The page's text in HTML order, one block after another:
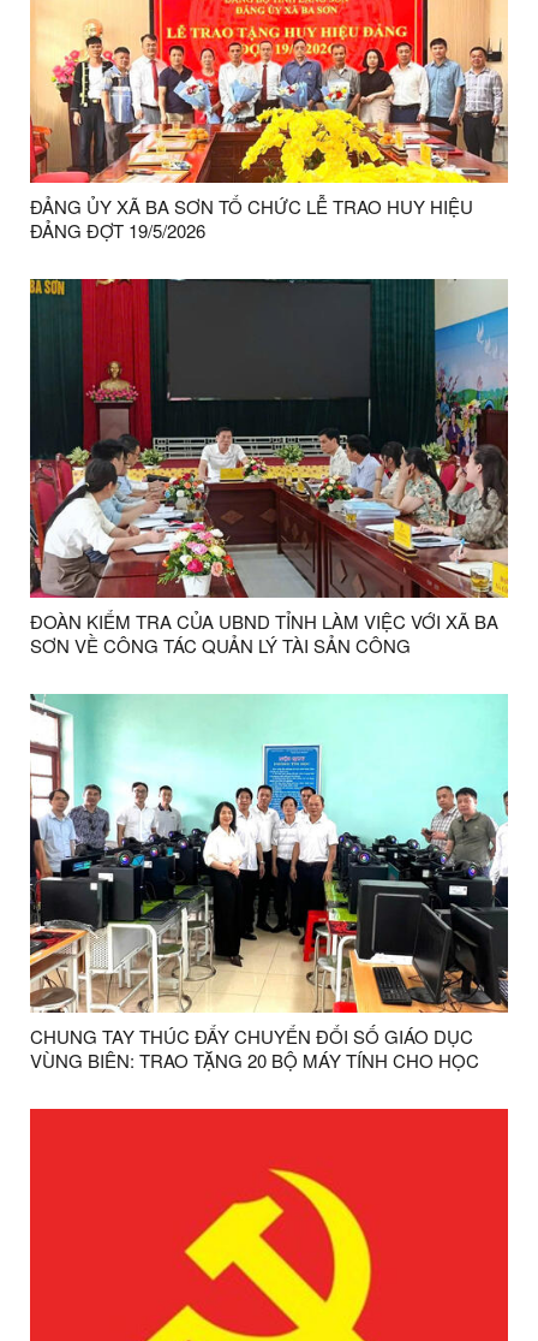
ĐẢNG ỦY XÃ BA SƠN TỔ CHỨC LỄ TRAO HUY HIỆU
ĐẢNG ĐỢT 19/5/2026
ĐOÀN KIỂM TRA CỦA UBND TỈNH LÀM VIỆC VỚI XÃ BA
SƠN VỀ CÔNG TÁC QUẢN LÝ TÀI SẢN CÔNG
CHUNG TAY THÚC ĐẨY CHUYỂN ĐỔI SỐ GIÁO DỤC
VÙNG BIÊN: TRAO TẶNG 20 BỘ MÁY TÍNH CHO HỌC